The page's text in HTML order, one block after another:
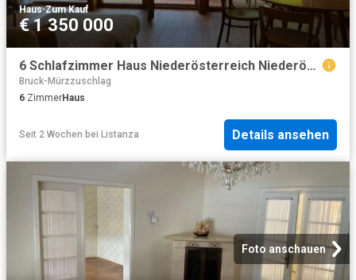
Haus·Zum Kauf
€ 1 350 000
6 Schlafzimmer Haus Niederösterreich Niederösterreich 104366779
Bruck-Mürzzuschlag
6 ZimmerHaus
Seit 2 Wochen bei Listanza Details ansehen
Foto anschauen